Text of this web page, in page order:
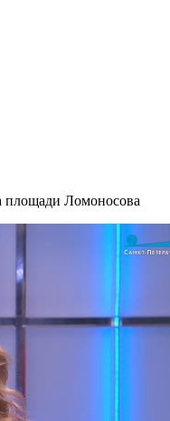
площади Ломоносова